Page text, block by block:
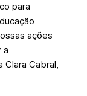
para
ações
a
Clara Cabral,